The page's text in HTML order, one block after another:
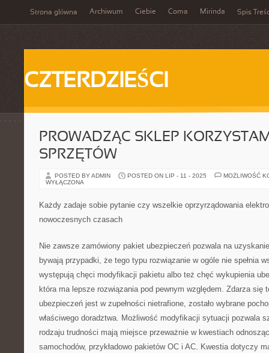
Strona główna Archiwum Ciebie Coma Mirinda Spis
CZTERDZIEŚCI
PROWADZĄC SKLEP
SPRZĘTÓW
POSTED BY ADMIN POSTED ON LIP - 11 - 2025
MOŻLIWOŚĆ
WYŁĄCZONA
Każdy zadaje sobie pytanie czy wszelkie oprzyrządowania
nowoczesnych czasach
Nie zawsze zamówiony pakiet ubezpieczeń pozwala na
bywają przypadki, że tego typu rozwiązanie w ogóle nie spełnia
występują chęci modyfikacji pakietu albo też chęć wykupienia
która ma lepsze rozwiązania pod pewnym względem. Zdarza się
ubezpieczeń jest w zupełności nietrafione, zostało wybrane
właściwego doradztwa. Możliwość modyfikacji sytuacji pozwala
rodzaju trudności mają miejsce przeważnie w kwestiach
samochodów, przykładowo pakietów OC i AC. Kwestia dotyczy